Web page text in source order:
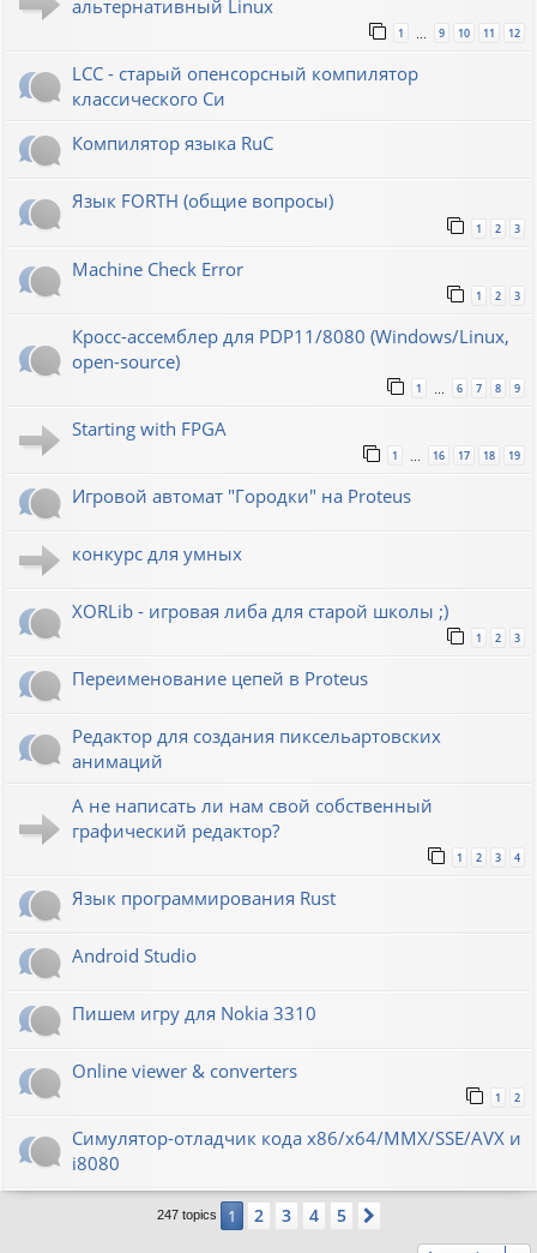
альтернативный Linux
1 … 9 10 11 12
LCC - старый опенсорсный компилятор
классического Си
Компилятор языка RuC
Язык FORTH (общие вопросы)
1 2 3
Machine Check Error
1 2 3
Кросс-ассемблер для PDP11/8080 (Windows/Linux,
open-source)
1 6 7 8 9
Starting with FPGA
1 16 17 18 19
Игровой автомат "Городки" на Proteus
конкурс для умных
XORLib - игровая либа для старой школы ;)
1 2 3
Переименование цепей в Proteus
Редактор для создания пиксельартовских
анимаций
А не написать ли нам свой собственный
графический редактор?
1 2 3 4
Язык программирования Rust
Android Studio
Пишем игру для Nokia 3310
Online viewer & converters
1 2
Симулятор-отладчик кода x86/x64/MMX/SSE/AVX и
i8080
247 topics 1 2 3 4 5